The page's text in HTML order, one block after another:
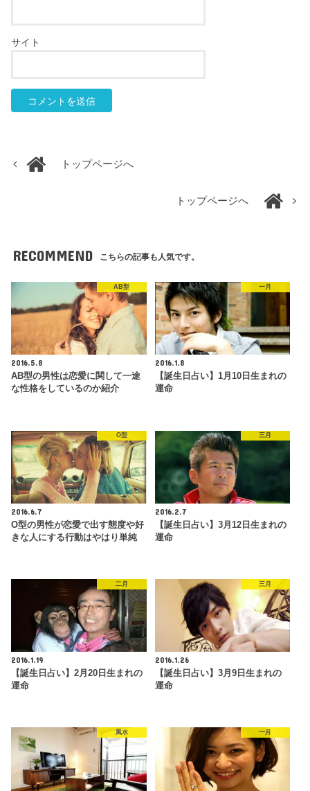
サイト
トップページへ
トップページへ
RECOMMEND こちらの記事も人気です。
AB型
2016.5.8
AB型の男性は恋愛に関して一途
な性格をしているのか紹介
一月
2016.1.8
【誕生日占い】1月10日生まれの
運命
O型
2016.6.7
O型の男性が恋愛で出す態度や好
きな人にする行動はやはり単純
三月
2016.2.7
【誕生日占い】3月12日生まれの
運命
二月
2016.1.19
【誕生日占い】2月20日生まれの
運命
三月
2016.1.26
【誕生日占い】3月9日生まれの
運命
風水 一月